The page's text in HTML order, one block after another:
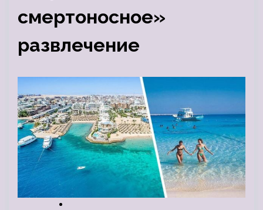
смертоносное»
развлечение